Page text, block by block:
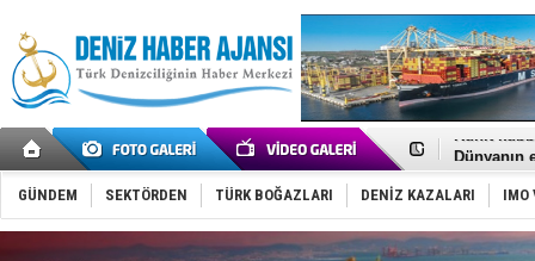
Fairline,
Baltık
Dünyanın
Türk
Hüseyin
Hat-San
Med
GÜNDEM SEKTÖRDEN TÜRK BOĞAZLARI DENİZ KAZALARI IMO